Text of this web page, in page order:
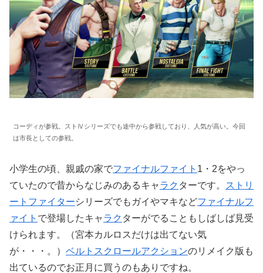
コーディが参戦。ストⅣシリーズでも途中から参戦しており、人気が高い。今回
は市長としての参戦。
小学生の頃、親戚の家でファイナルファイト 1・2をやっ
ていたので昔からなじみのあるキャラク ターです。
ストリ
ートファイターシリーズでもガイやマキなどファイナルフ
ァイト で登場したキャラク ターがでることもしばしば見受
けられます。（宮本カルロスだけは出てない気
が・・・。） ベルトスクロールアクションのリメイク版も
出ているのでお正月に買うのもありですね。